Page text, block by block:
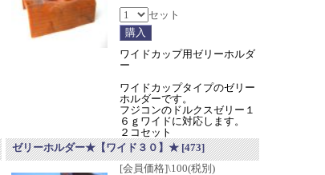
セット
ワイドカップ用ゼリーホルダ
ー
ワイドカップタイプのゼリー
ホルダーです。
フジコンのドルクスゼリー１
６ｇワイドに対応します。
２コセット
ゼリーホルダー★【ワイド３０】★[473]
[会員価格]\100(税別)